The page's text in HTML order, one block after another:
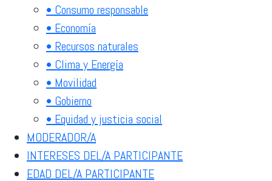
• Consumo responsable
• Economía
• Recursos naturales
• Clima y Energía
• Movilidad
• Gobierno
• Equidad y justicia social
MODERADOR/A
INTERESES DEL/A PARTICIPANTE
EDAD DEL/A PARTICIPANTE